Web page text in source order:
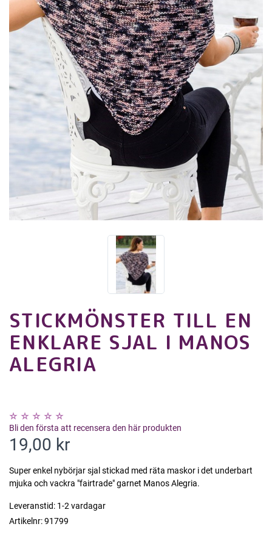
STICKMÖNSTER TILL EN
ENKLARE SJAL I MANOS
ALEGRIA
Bli den första att recensera den här produkten
19,00 kr
Super enkel nybörjar sjal stickad med räta maskor i det underbart
mjuka och vackra "fairtrade" garnet Manos Alegria.
Leveranstid: 1-2 vardagar
Artikelnr:91799